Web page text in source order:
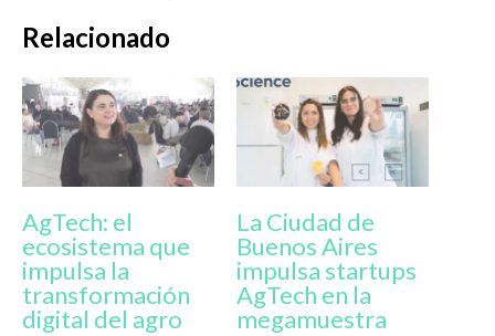
Relacionado
AgTech: el
ecosistema que
impulsa la
transformación
digital del agro
La Ciudad de
Buenos Aires
impulsa startups
AgTech en la
megamuestra